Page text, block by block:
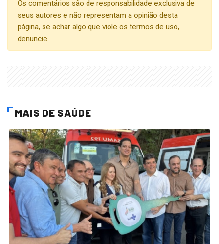
Os comentários são de responsabilidade exclusiva de
seus autores e não representam a opinião desta
página, se achar algo que viole os termos de uso,
denuncie.
MAIS DE SAÚDE